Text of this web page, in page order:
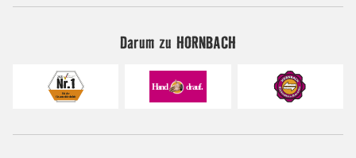
Darum zu HORNBACH